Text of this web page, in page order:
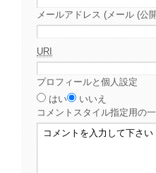
メールアドレス (メール (公
URI
プロフィールと個人設定
はい
いいえ
コメント スタイル指定用の